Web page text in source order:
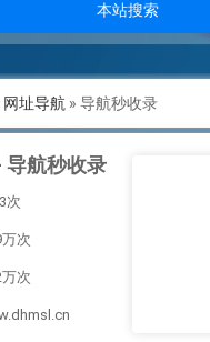
本站搜索
网址导航 » 导航秒收录
导航秒收录
次
次
次